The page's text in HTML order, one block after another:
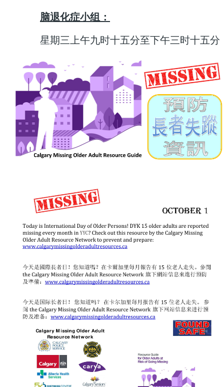
脑退化症小组：
星期三上午九时十五分至下午三时十五分